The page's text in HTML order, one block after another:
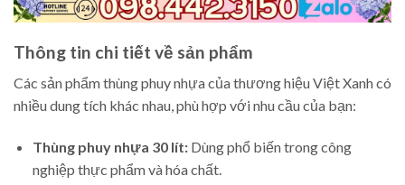
Thông tin chi tiết về sản phẩm
Các sản phẩm thùng phuy nhựa của thương hiệu Việt Xanh có
nhiều dung tích khác nhau, phù hợp với nhu cầu của bạn:
Thùng phuy nhựa 30 lít:Dùng phổ biến trong công
nghiệp thực phẩm và hóa chất.